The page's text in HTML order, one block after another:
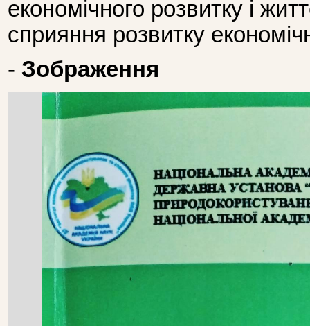
економічного розвитку і
сприяння розвитку
- Зображення